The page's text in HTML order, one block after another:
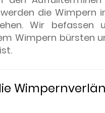
die Wimpern
Wir befassen
Wimpern bürsten